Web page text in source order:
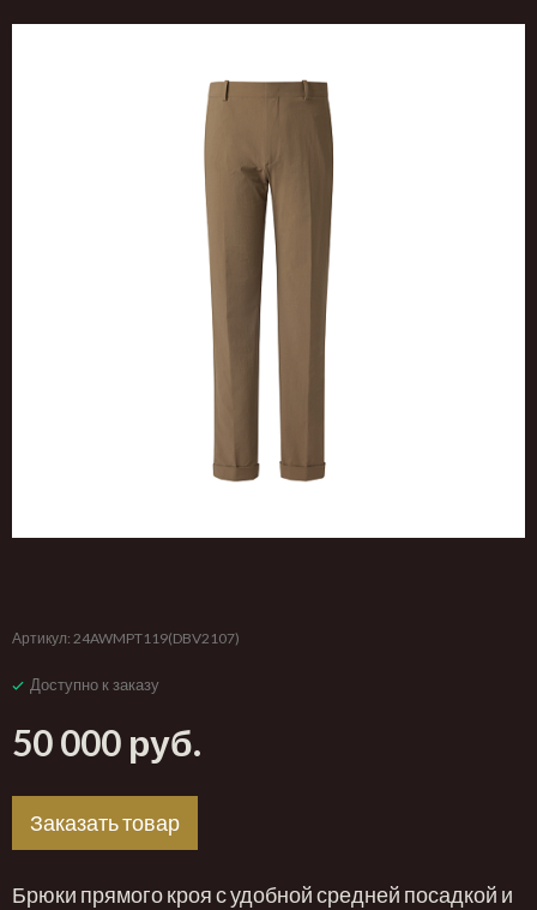
Артикул: 24AWMPT119(DBV2107)
Доступно к заказу
50 000 руб.
Заказать товар
Брюки прямого кроя с удобной средней посадкой и